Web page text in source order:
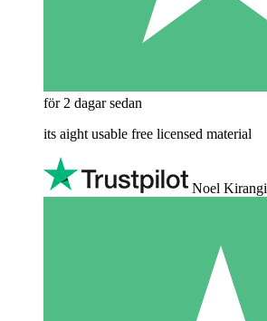
för 2 dagar sedan
its aight usable free licensed material
Noel Kirangi